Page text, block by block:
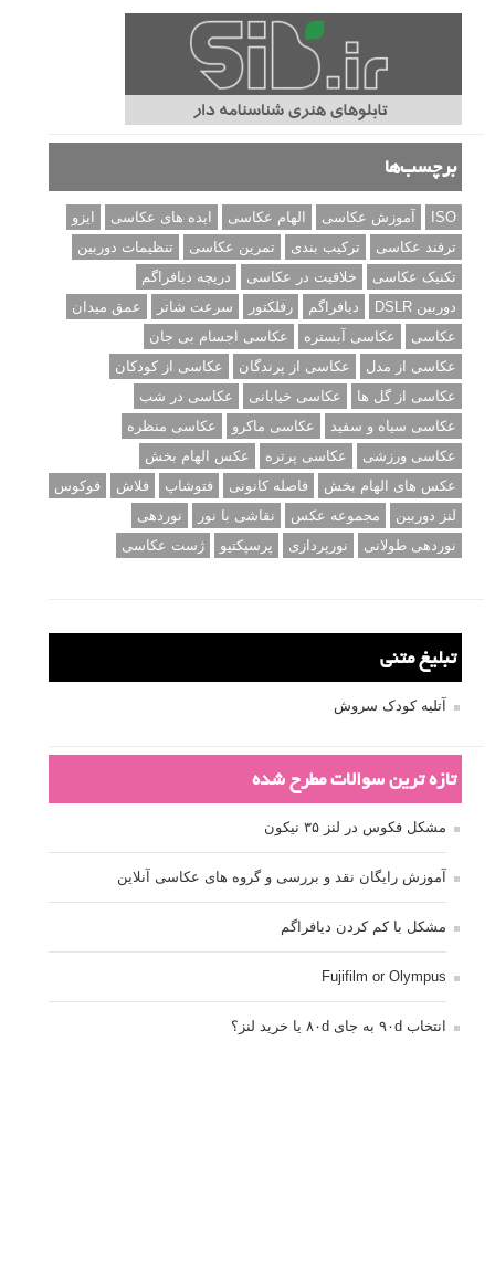
برچسب‌ها
ISO آموزش عکاسی الهام عکاسی ایده های عکاسی
ایزو
ترفند عکاسی
ترکیب بندی تمرین عکاسی
تنظیمات دوربین
تکنیک عکاسی
خلاقیت در عکاسی
دریچه دیافراگم
دوربین DSLR
دیافراگم رفلکتور سرعت شاتر
عمق میدان
عکاسی
عکاسی آبستره
عکاسی اجسام بی جان
عکاسی از مدل
عکاسی از پرندگان
عکاسی از کودکان
عکاسی از گل ها
عکاسی خیابانی
عکاسی در شب
عکاسی سیاه و سفید
عکاسی ماکرو
عکاسی منظره
عکاسی ورزشی
عکاسی پرتره
عکس الهام بخش
عکس های الهام بخش
فاصله کانونی فتوشاپ فلاش
فوکوس
لنز دوربین
مجموعه عکس نقاشی با نور
نوردهی
نوردهی طولانی
نورپردازی پرسپکتیو ژست عکاسی
تبلیغ متنی
آتلیه کودک سروش
تازه ترین سوالات مطرح شده
مشکل فکوس در لنز ۳۵ نیکون
آموزش رایگان نقد و بررسی و گروه های عکاسی آنلاین
مشکل با کم کردن دیافراگم
Fujifilm or Olympus
انتخاب ۹۰d به جای ۸۰d یا خرید لنز؟